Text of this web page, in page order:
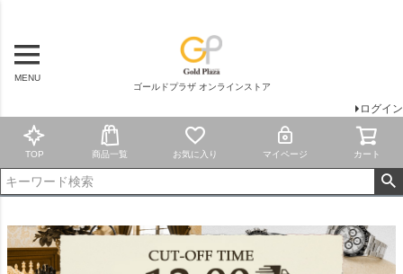
MENU
ゴールドプラザ オンラインストア
ログイン
TOP 商品一覧 お気に入り マイページ カート